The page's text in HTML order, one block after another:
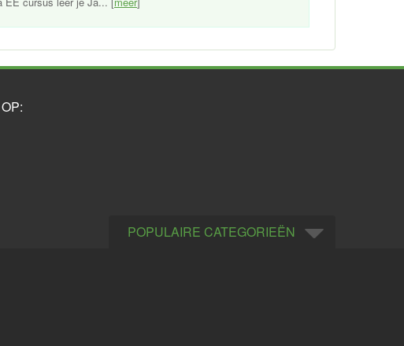
POPULAIRE CATEGORIEËN